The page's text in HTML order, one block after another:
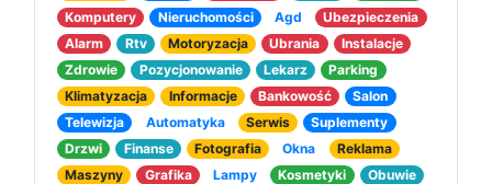
Komputery
Nieruchomości Agd
Ubezpieczenia
Alarm
Rtv Motoryzacja Ubrania
Instalacje
Zdrowie
Pozycjonowanie Lekarz
Parking
Klimatyzacja
Informacje Bankowość
Salon
Telewizja
Automatyka Serwis
Suplementy
Drzwi
Finanse Fotografia Okna
Reklama
Maszyny
Grafika Lampy Kosmetyki
Obuwie